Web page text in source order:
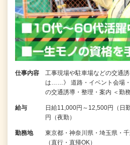
仕事内容
工事現場や駐車場などの交通
は……》 道路・イベント会場
の交通誘導・整理・案内 ＜勤
給与
日給11,000円～12,500円（
円（夜勤）
勤務地
東京都・神奈川県・埼玉県・
（直行・直帰OK）